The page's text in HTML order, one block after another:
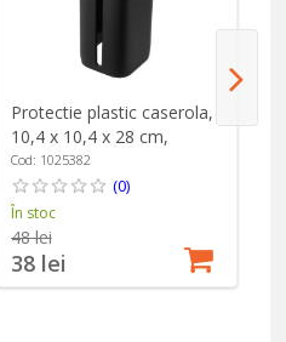
Protectie plastic caserola,
10,4 x 10,4 x 28 cm,
Negru, "Cube" - Zwilling
Cod: 1025382
(0)
În stoc
48 lei
38 lei